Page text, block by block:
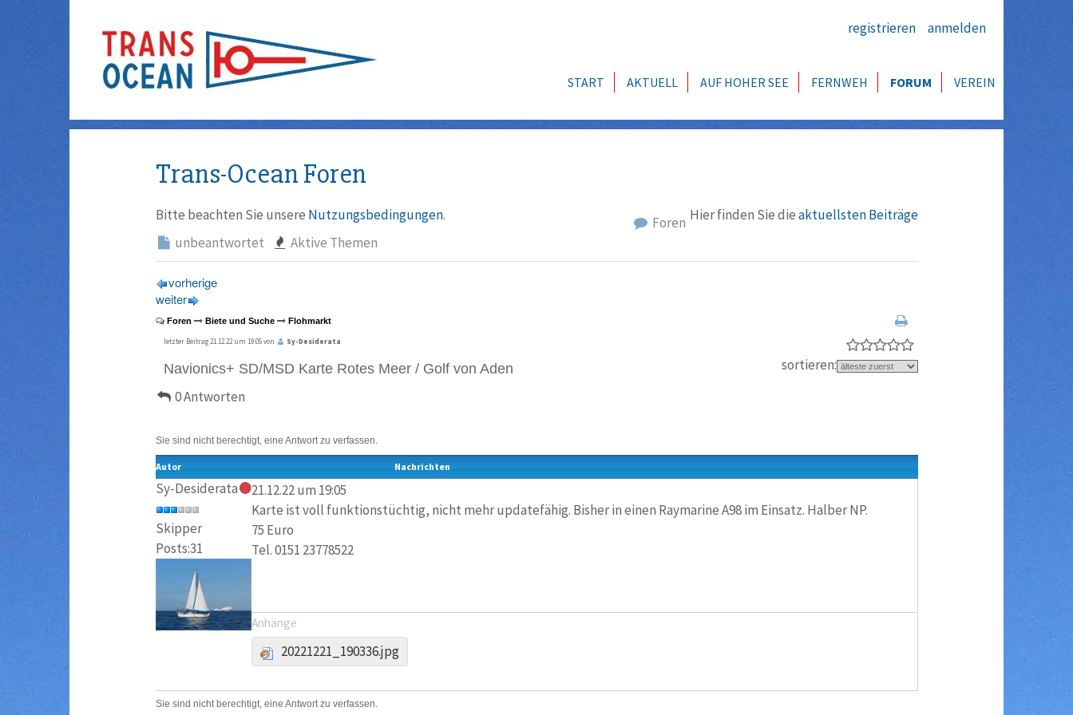
registrieren anmelden
START AKTUELL AUF HOHER SEE FERNWEH FORUM VEREIN
Trans-Ocean Foren
Bitte beachten Sie unsere Nutzungsbedingungen. Hier finden Sie dieaktuellsten Beiträge
Foren
unbeantwortet
Aktive Themen
vorherige
weiter
Foren Biete und Suche Flohmarkt
letzter Beitrag 21.12.22 um 19:05 von Sy-Desiderata
Navionics+ SD/MSD Karte Rotes Meer / Golf von Aden
0 Antworten
sortieren:
Sie sind nicht berechtigt, eine Antwort zu verfassen.
Autor Nachrichten
Sy-Desiderata
Skipper
Posts:31
21.12.22 um 19:05
Karte ist voll funktionstüchtig, nicht mehr updatefähig. Bisher in einen Raymarine A98 im Einsatz. Halber NP.
75 Euro
Tel. 0151 23778522
Anhänge
20221221_190336.jpg
Sie sind nicht berechtigt, eine Antwort zu verfassen.